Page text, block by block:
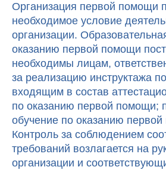
Организация первой помощи
необходимое условие
организации.
оказанию первой помощи
необходимы лицам,
за реализацию инструктажа
входящим в состав
по оказанию первой помощи;
обучение по оказанию
Контроль за соблюдением
требований возлагается на
организации и